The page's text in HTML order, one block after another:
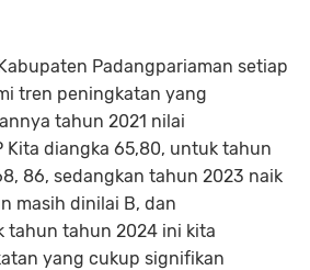
Padangpariaman setiap
tren peningkatan yang
tahun 2021 nilai
Kita diangka 65,80, untuk tahun
86, sedangkan tahun 2023 naik
masih dinilai B, dan
tahun tahun 2024 ini kita
yang cukup signifikan